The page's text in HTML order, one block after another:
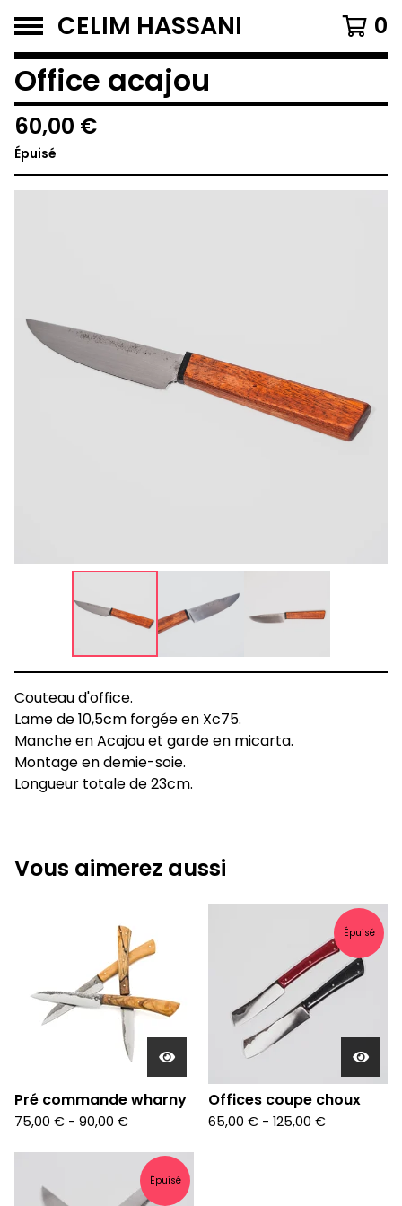
CELIM HASSANI 0
Office acajou
60,00 €
Épuisé
Couteau d'office.
Lame de 10,5cm forgée en Xc75.
Manche en Acajou et garde en micarta.
Montage en demie-soie.
Longueur totale de 23cm.
Vous aimerez aussi
Pré commande wharny
75,00 € - 90,00 €
Épuisé
Offices coupe choux
65,00 € - 125,00 €
Épuisé